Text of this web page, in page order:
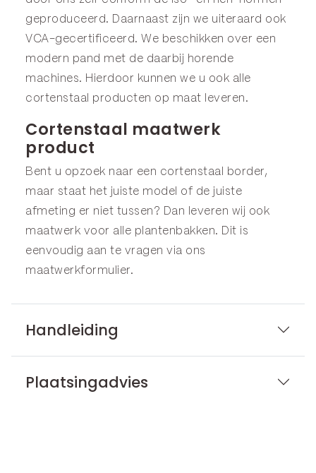
geproduceerd. Daarnaast zijn we uiteraard ook
VCA-gecertificeerd. We beschikken over een
modern pand met de daarbij horende
machines. Hierdoor kunnen we u ook alle
cortenstaal producten op maat leveren.
Cortenstaal maatwerk
product
Bent u opzoek naar een cortenstaal border,
maar staat het juiste model of de juiste
afmeting er niet tussen? Dan leveren wij ook
maatwerk voor alle plantenbakken. Dit is
eenvoudig aan te vragen via ons
maatwerkformulier.
Handleiding
Plaatsingadvies